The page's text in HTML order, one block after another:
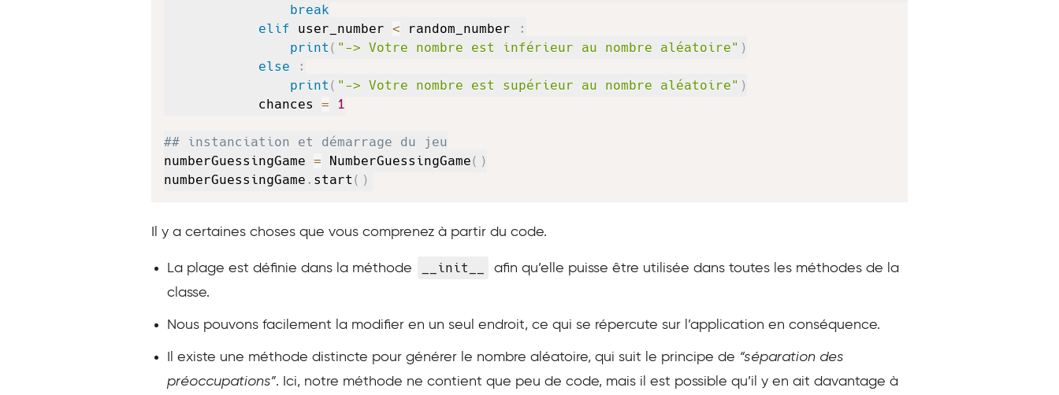
break
elif
user_number < random_number
:
print ( "-> Votre nombre est inférieur au nombre aléatoire" )
else
:
print ( "-> Votre nombre est supérieur au nombre aléatoire" )
            chances
= 1
## instanciation et démarrage du jeu
numberGuessingGame = NumberGuessingGame( )
numberGuessingGame . start ( )
Il y a certaines choses que vous comprenez à partir du code.
La plage est définie dans la méthode __init__
afin qu’elle puisse être utilisée dans toutes les méthodes de la
classe.
Nous pouvons facilement la modifier en un seul endroit, ce qui se répercute sur l’application en conséquence.
Il existe une méthode distincte pour générer le nombre aléatoire, qui suit le principe de “séparation des
préoccupations”. Ici, notre méthode ne contient que peu de code, mais il est possible qu’il y en ait davantage à